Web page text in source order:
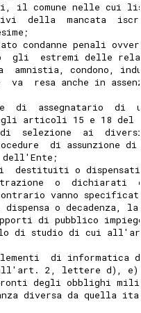
il comune nelle cui
della  mancata
condanne penali
gli  estremi delle
amnistia, condono,
resa anche in
di  assegnatario  di
articoli 15 e 18 del
di  selezione  ai
di assunzione di
dell'Ente;
destituiti o
o  dichiarati
vanno
o decadenza,
di pubblico
di studio di cui
di informatica
all'art. 2, lettere d),
degli obblighi
diversa da quella